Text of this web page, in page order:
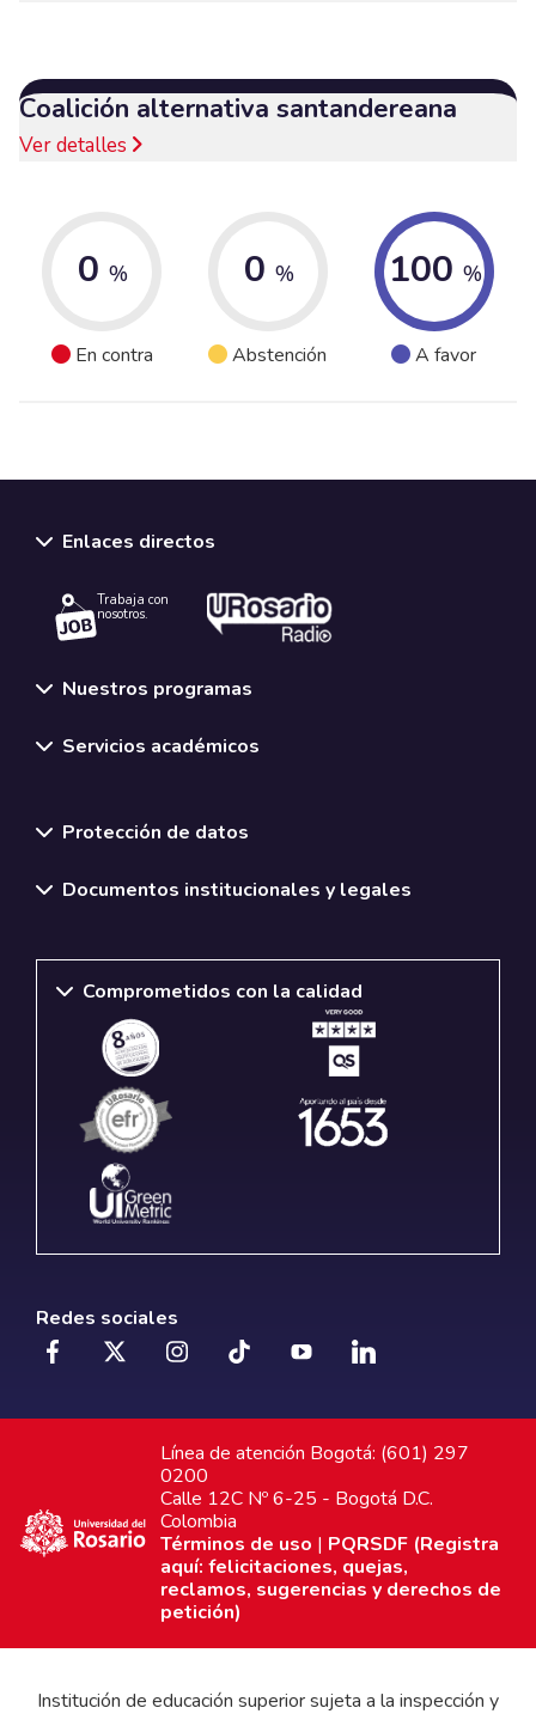
Coalición alternativa santandereana
Ver detalles
0 %
En contra
0 %
Abstención
100 %
A favor
Enlaces directos
Trabaja con
nosotros.
Nuestros programas
Servicios académicos
Protección de datos
Documentos institucionales y legales
Comprometidos con la calidad
Redes sociales
Línea de atención Bogotá: (601) 297
0200
Calle 12C Nº 6-25 - Bogotá D.C.
Colombia
Términos de uso | PQRSDF (Registra
aquí: felicitaciones, quejas,
reclamos, sugerencias y derechos de
petición)
Institución de educación superior sujeta a la inspección y